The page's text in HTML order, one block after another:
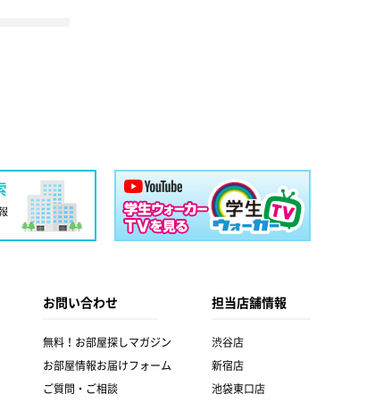
お問い合わせ
無料！お部屋探しマガジン
お部屋情報お届けフォーム
ご質問・ご相談
担当店舗情報
渋谷店
新宿店
池袋東口店